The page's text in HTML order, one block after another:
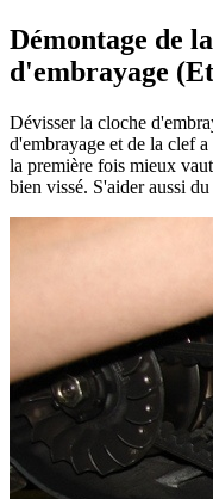
Démontage de
d'embrayage
Dévisser la cloche
d'embrayage et de la clef
la première fois mieux
bien vissé. S'aider aussi